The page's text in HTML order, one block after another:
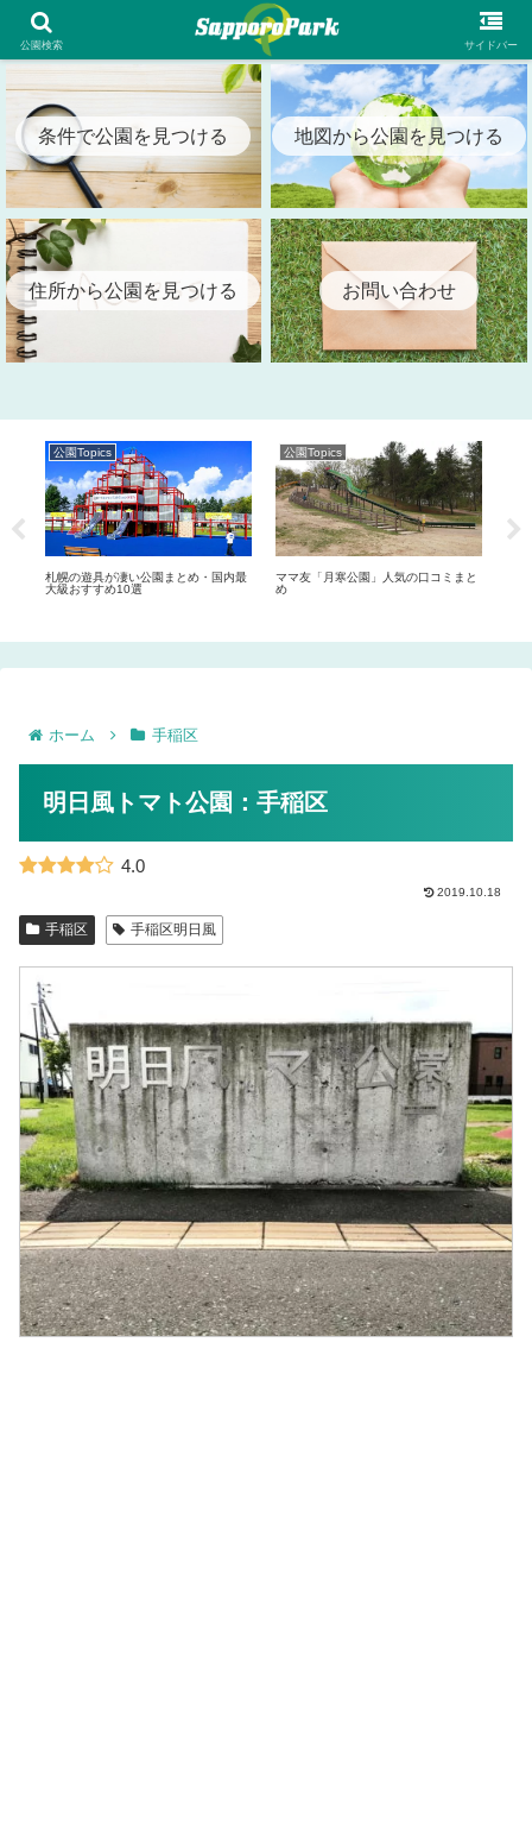
札幌市内の全公園情報を検索出来る札幌パーク（SapporoPark）
条件で公園を見つける 地図から公園を見つける
住所から公園を見つける お問い合わせ
公園Topics
札幌の遊具が凄い公園まとめ・国内最
大級おすすめ10選
公園Topics
ママ友「月寒公園」人気の口コミまと
め
ホーム 手稲区
明日風トマト公園：手稲区
4.0
2019.10.18
手稲区 手稲区明日風
公園検索 サイドバー